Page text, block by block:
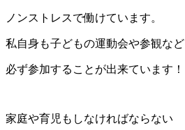
ノンストレスで働けています。
私自身も子どもの運動会や参観など
必ず参加することが出来ています！
家庭や育児もしなければならない